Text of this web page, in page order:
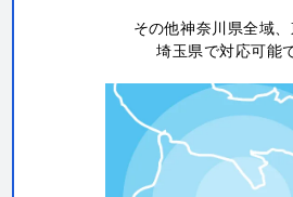
その他神奈川県全域、
埼玉県で対応可能